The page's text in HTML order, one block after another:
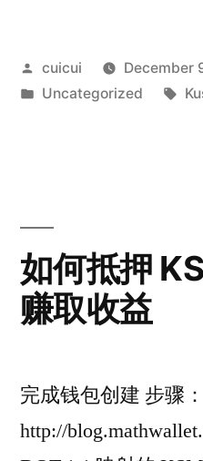
Posted
by
cuicui
December
Posted
Uncategorized
如何抵押
赚取收益
完成钱包创建 步骤：
http://